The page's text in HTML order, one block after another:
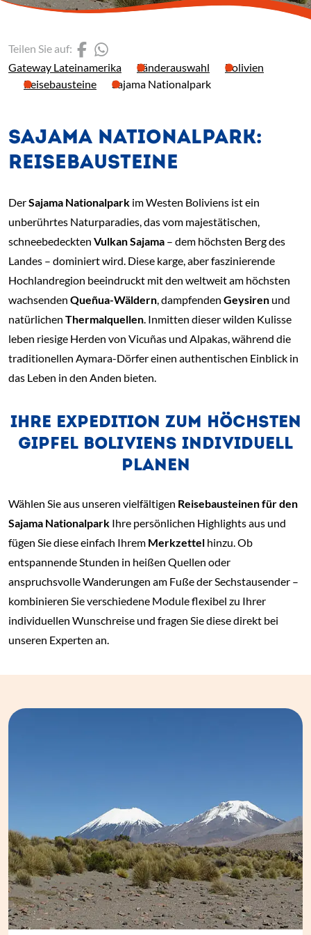
Gateway Lateinamerika Länderauswahl
Bolivien
Reisebausteine
Sajama Nationalpark
Teilen Sie auf: (Link öffnet einen neuen
SAJAMA NATIONALPARK:
REISEBAUSTEINE
DerSajama Nationalpark im Westen Boliviens ist ein
unberührtes Naturparadies, das vom majestätischen,
schneebedeckten Vulkan Sajama – dem höchsten Berg des
Landes – dominiert wird. Diese karge, aber faszinierende
Hochlandregion beeindruckt mit den weltweit am höchsten
wachsenden Queñua-Wäldern, dampfenden Geysiren und
natürlichen Thermalquellen. Inmitten dieser wilden Kulisse
leben riesige Herden von Vicuñas und Alpakas, während die
traditionellen Aymara-Dörfer einen authentischen Einblick in
das Leben in den Anden bieten.
IHRE EXPEDITION ZUM HÖCHSTEN
GIPFEL BOLIVIENS INDIVIDUELL
PLANEN
Wählen Sie aus unseren vielfältigen Reisebausteinen für den
Sajama Nationalpark Ihre persönlichen Highlights aus und
fügen Sie diese einfach Ihrem Merkzettel hinzu. Ob
entspannende Stunden in heißen Quellen oder
anspruchsvolle Wanderungen am Fuße der Sechstausender –
kombinieren Sie verschiedene Module flexibel zu Ihrer
individuellen Wunschreise und fragen Sie diese direkt bei
unseren Experten an.